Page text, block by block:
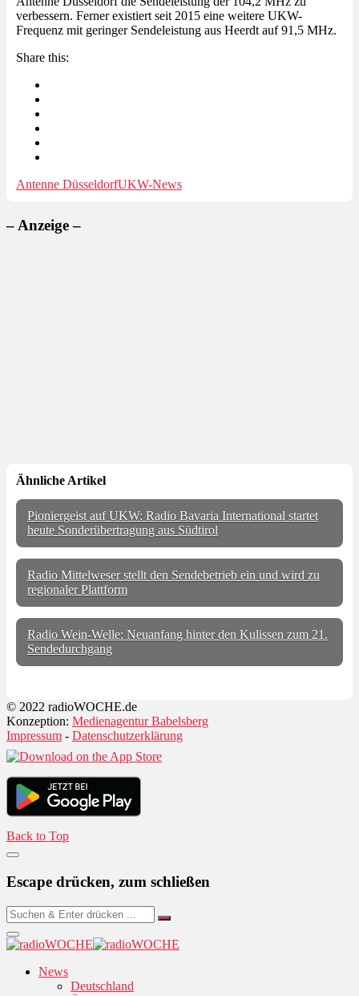
verbessern. Ferner existiert seit 2015 eine weitere UKW-
Frequenz mit geringer Sendeleistung aus Heerdt auf 91,5 MHz.
Share this:
Antenne DüsseldorfUKW-News
– Anzeige –
Ähnliche Artikel
Pioniergeist auf UKW: Radio Bavaria International startet
heute Sonderübertragung aus Südtirol
Radio Mittelweser stellt den Sendebetrieb ein und wird zu
regionaler Plattform
Radio Wein-Welle: Neuanfang hinter den Kulissen zum 21.
Sendedurchgang
© 2022 radioWOCHE.de
Konzeption: Medienagentur Babelsberg
Impressum - Datenschutzerklärung
Back to Top
Escape drücken, zum schließen
News
Deutschland